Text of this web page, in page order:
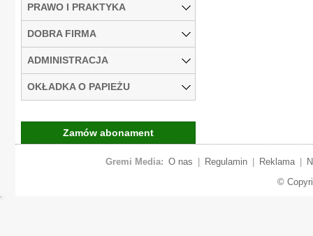
PRAWO I PRAKTYKA
DOBRA FIRMA
ADMINISTRACJA
OKŁADKA O PAPIEŻU
Zamów abonament
Gremi Media: O nas Regulamin Reklama
©